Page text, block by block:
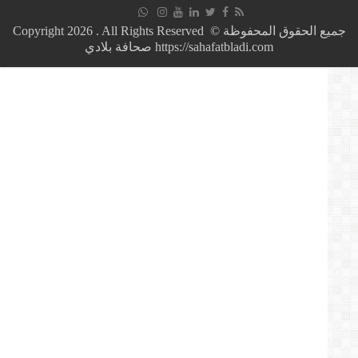
سيعين
جميع الحقوق المحفوظة © Copyright 2026 . All Rights Reserved
https://sahafatbladi.com صحافة بلادي